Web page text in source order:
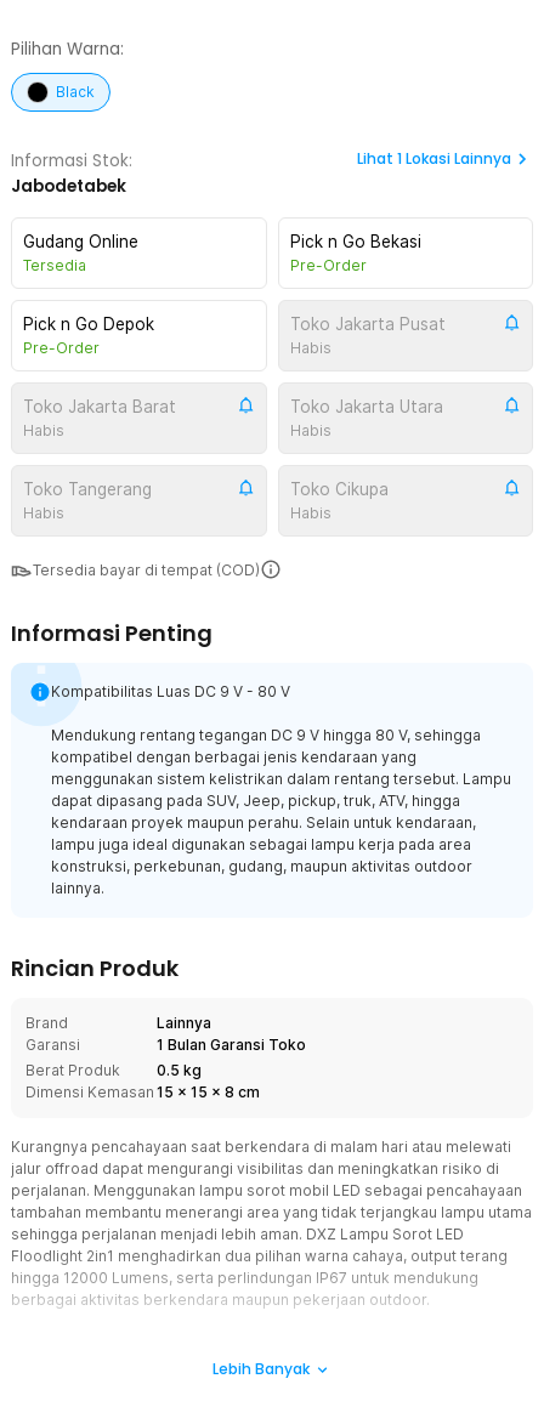
Pilihan Warna:
Black
Informasi Stok:
Jabodetabek
Lihat 1Lokasi Lainnya
Gudang Online
Tersedia
Pick n Go Bekasi
Pre-Order
Pick n Go Depok
Pre-Order
Toko Jakarta Pusat
Habis
Toko Jakarta Barat
Habis
Toko Jakarta Utara
Habis
Toko Tangerang
Habis
Toko Cikupa
Habis
Tersedia bayar di tempat (COD)
Informasi Penting
Kompatibilitas Luas DC 9 V - 80 V
Mendukung rentang tegangan DC 9 V hingga 80 V, sehingga
kompatibel dengan berbagai jenis kendaraan yang
menggunakan sistem kelistrikan dalam rentang tersebut. Lampu
dapat dipasang pada SUV, Jeep, pickup, truk, ATV, hingga
kendaraan proyek maupun perahu. Selain untuk kendaraan,
lampu juga ideal digunakan sebagai lampu kerja pada area
konstruksi, perkebunan, gudang, maupun aktivitas outdoor
lainnya.
Rincian Produk
Brand
Lainnya
Garansi
1 Bulan Garansi Toko
Berat Produk
0.5 kg
Dimensi Kemasan 15 x 15 x 8 cm
Kurangnya pencahayaan saat berkendara di malam hari atau melewati
jalur offroad dapat mengurangi visibilitas dan meningkatkan risiko di
perjalanan. Menggunakan lampu sorot mobil LED sebagai pencahayaan
tambahan membantu menerangi area yang tidak terjangkau lampu utama
sehingga perjalanan menjadi lebih aman. DXZ Lampu Sorot LED
Floodlight 2in1 menghadirkan dua pilihan warna cahaya, output terang
hingga 12000 Lumens, serta perlindungan IP67 untuk mendukung
berbagai aktivitas berkendara maupun pekerjaan outdoor.
Lebih Banyak